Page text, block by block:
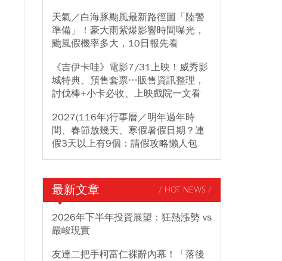
天氣／白海豚颱風最新路徑圖「陸警
準備」！豪大雨紫爆影響時間曝光，
颱風假機率多大，10日報先看
《吉伊卡哇》電影7/31上映！威秀影
城特典、預售套票…販售資訊整理，
討伐棒+小卡必收、上映戲院一文看
2027(116年)行事曆／明年過年時
間、春節放幾天、寒假暑假日期？連
假3天以上有9個：請假攻略懶人包
最新文章 / HOT NEWS /
2026年下半年投資展望：狂熱漲勢 vs
嚴峻現實
友達二把手柯富仁裸辭內幕！「落後